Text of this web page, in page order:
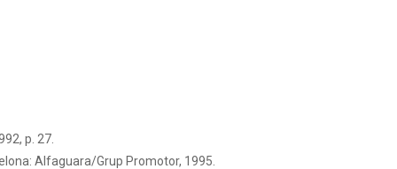
p. 27.
Alfaguara/Grup Promotor, 1995.